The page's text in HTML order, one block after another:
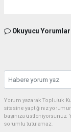
Okuyucu
Yorum yazarak Topluluk
sitesine yaptığınız
başınıza
sorumlu tutulamaz.